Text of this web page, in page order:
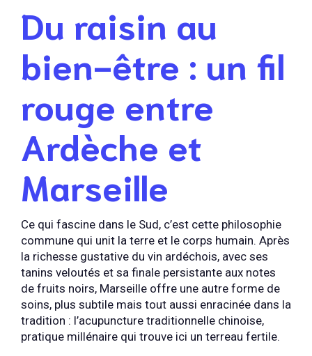
Du raisin au
bien-être : un fil
rouge entre
Ardèche et
Marseille
Ce qui fascine dans le Sud, c’est cette philosophie
commune qui unit la terre et le corps humain. Après
la richesse gustative du vin ardéchois, avec ses
tanins veloutés et sa finale persistante aux notes
de fruits noirs, Marseille offre une autre forme de
soins, plus subtile mais tout aussi enracinée dans la
tradition : l’acupuncture traditionnelle chinoise,
pratique millénaire qui trouve ici un terreau fertile.